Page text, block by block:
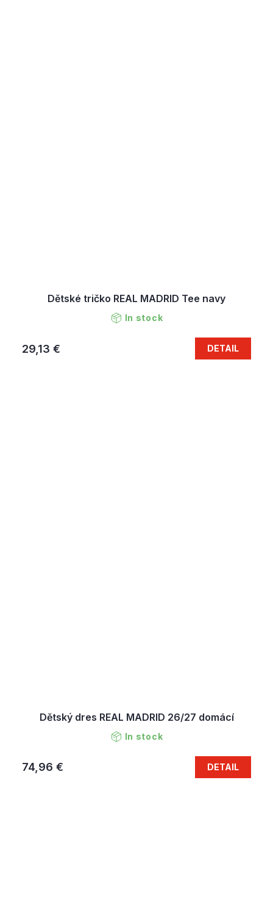
Dětské tričko REAL MADRID Tee navy
In stock
29,13 € DETAIL
Dětský dres REAL MADRID 26/27 domácí
In stock
74,96 € DETAIL